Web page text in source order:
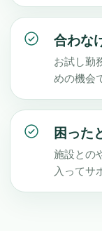
合わな
お試し勤
めの機会
困った
施設との
入ってサ